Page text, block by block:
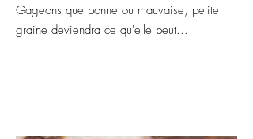
Gageons que bonne ou mauvaise, petite
graine deviendra ce qu'elle peut...